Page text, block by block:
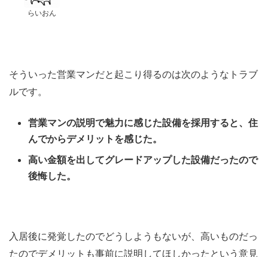
らいおん
そういった営業マンだと起こり得るのは次のようなトラブ
ルです。
営業マンの説明で魅力に感じた設備を採用すると、住
んでからデメリットを感じた。
高い金額を出してグレードアップした設備だったので
後悔した。
入居後に発覚したのでどうしようもないが、高いものだっ
たのでデメリットも事前に説明してほしかったという意見